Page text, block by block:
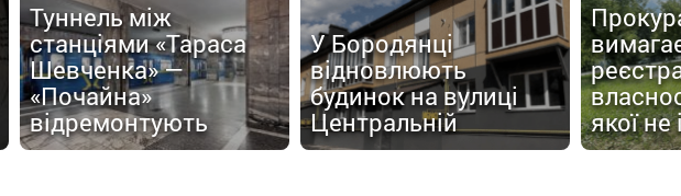
Туннель між
станціями «Тараса
Шевченка» —
«Почайна»
відремонтують
У Бородянці
відновлюють
будинок на вулиці
Центральній
якої не